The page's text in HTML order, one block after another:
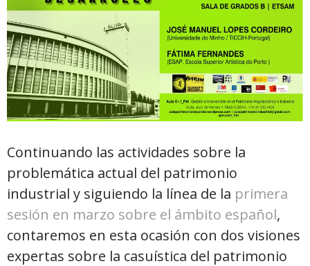
Continuando las actividades sobre la
problemática actual del patrimonio
industrial y siguiendo la línea de la primera
sesión en marzo sobre el ámbito español,
contaremos en esta ocasión con dos visiones
expertas sobre la casuística del patrimonio